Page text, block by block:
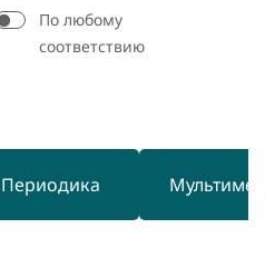
По любому
соответствию
Периодика